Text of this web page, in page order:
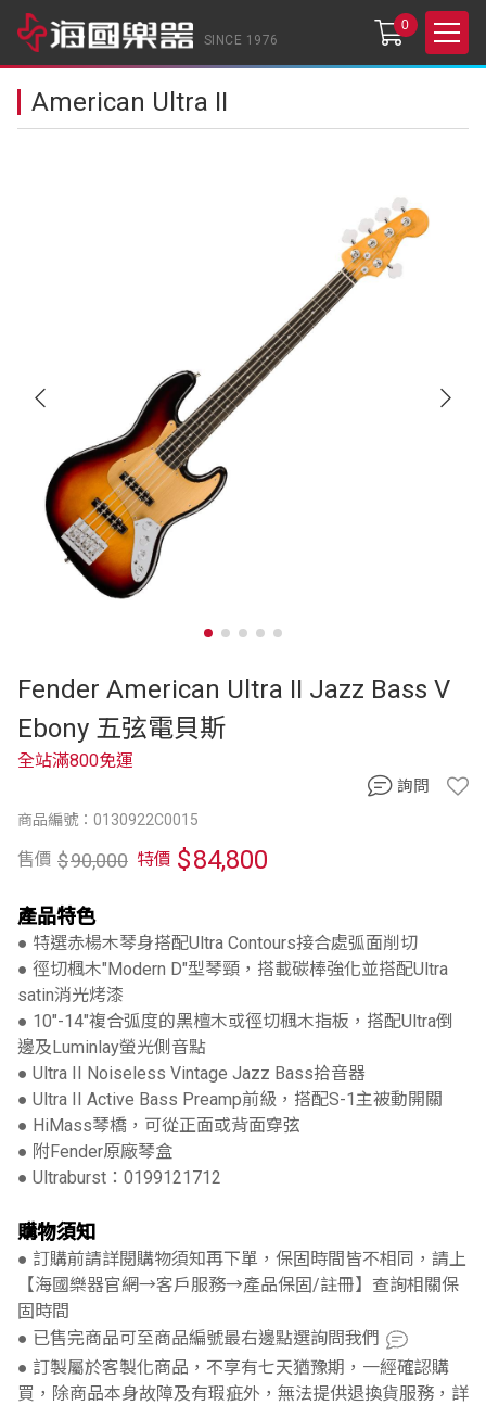
SINCE 1976
0
American Ultra II
Fender American Ultra II Jazz Bass V
Ebony 五弦電貝斯
商品編號：0130922C0015
全站滿800免運
售價 $90,000 特價 $84,800
產品特色
● 特選赤楊木琴身搭配Ultra Contours接合處弧面削切
● 徑切楓木"Modern D"型琴頸，搭載碳棒強化並搭配Ultra
satin消光烤漆
● 10"-14"複合弧度的黑檀木或徑切楓木指板，搭配Ultra倒
邊及Luminlay螢光側音點
● Ultra II Noiseless Vintage Jazz Bass拾音器
● Ultra II Active Bass Preamp前級，搭配S-1主被動開關
● HiMass琴橋，可從正面或背面穿弦
● 附Fender原廠琴盒
● Ultraburst：0199121712
購物須知
● 訂購前請詳閱購物須知再下單，保固時間皆不相同，請上
【海國樂器官網→客戶服務→產品保固/註冊】查詢相關保
固時間
● 已售完商品可至商品編號最右邊點選詢問我們
● 訂製屬於客製化商品，不享有七天猶豫期，一經確認購
買，除商品本身故障及有瑕疵外，無法提供退換貨服務，詳
詢問